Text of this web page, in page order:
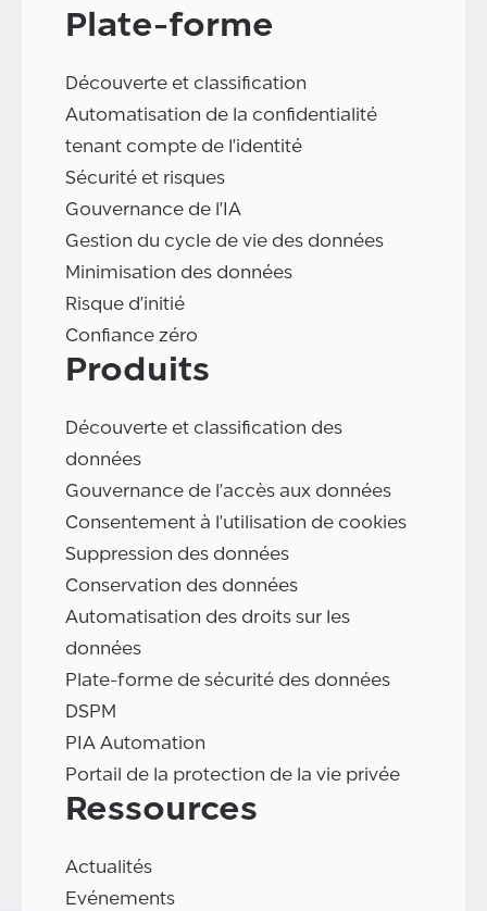
Plate-forme
Découverte et classification
Automatisation de la confidentialité
tenant compte de l'identité
Sécurité et risques
Gouvernance de l'IA
Gestion du cycle de vie des données
Minimisation des données
Risque d'initié
Confiance zéro
Produits
Découverte et classification des
données
Gouvernance de l'accès aux données
Consentement à l'utilisation de cookies
Suppression des données
Conservation des données
Automatisation des droits sur les
données
Plate-forme de sécurité des données
DSPM
PIA Automation
Portail de la protection de la vie privée
Ressources
Actualités
Evénements